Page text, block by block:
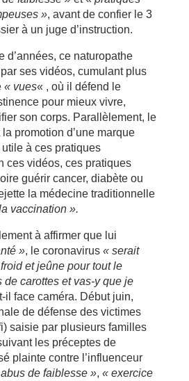
», avant de confier le 3
à un juge d’instruction.
d’années, ce naturopathe
ses vidéos, cumulant plus
« vues« , où il défend le
pour mieux vivre,
son corps. Parallèlement, le
promotion d’une marque
utile à ces pratiques
ces vidéos, ces pratiques
guérir cancer, diabète ou
la médecine traditionnelle
vaccination ».
à affirmer que lui
», le coronavirus « serait
et jeûne pour tout le
de carottes et vas-y que je
il face caméra. Début juin,
de défense des victimes
saisie par plusieurs familles
les préceptes de
plainte contre l’influenceur
de faiblesse », « exercice